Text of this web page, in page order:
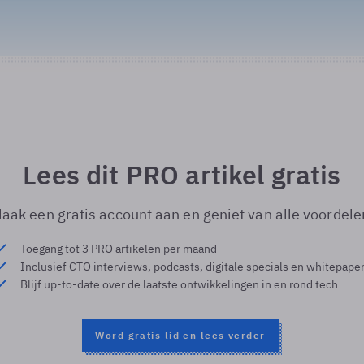
Lees dit PRO artikel gratis
een gratis account aan en geniet van alle
Toegang tot 3 PRO artikelen per maand
Inclusief CTO interviews, podcasts, digitale specials en
Blijf up-to-date over de laatste ontwikkelingen in en rond tech
Word gratis lid en lees verder